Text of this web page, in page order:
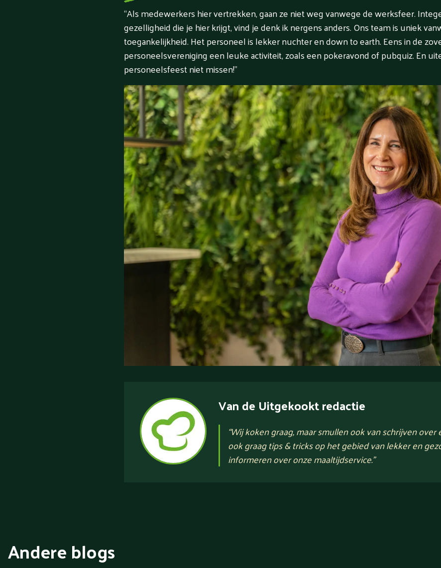
“Als medewerkers hier vertrekken, gaan ze niet weg vanwege de werksfeer.
gezelligheid die je hier krijgt, vind je denk ik nergens anders. Ons team is uniek
toegankelijkheid. Het personeel is lekker nuchter en down to earth. Eens in de
personeelsvereniging een leuke activiteit, zoals een pokeravond of pubquiz. En
personeelsfeest niet missen!”
Van de Uitgekookt redactie
“Wij koken graag, maar smullen ook van schrijven
ook graag tips & tricks op het gebied van lekker en
informeren over onze maaltijdservice.”
Andere blogs